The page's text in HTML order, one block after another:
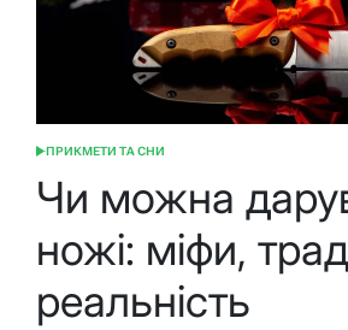
ОПУБЛІКУВАТИ
ПРИКМЕТИ ТА СНИ
Чи можна
ножі: міфи,
реальність